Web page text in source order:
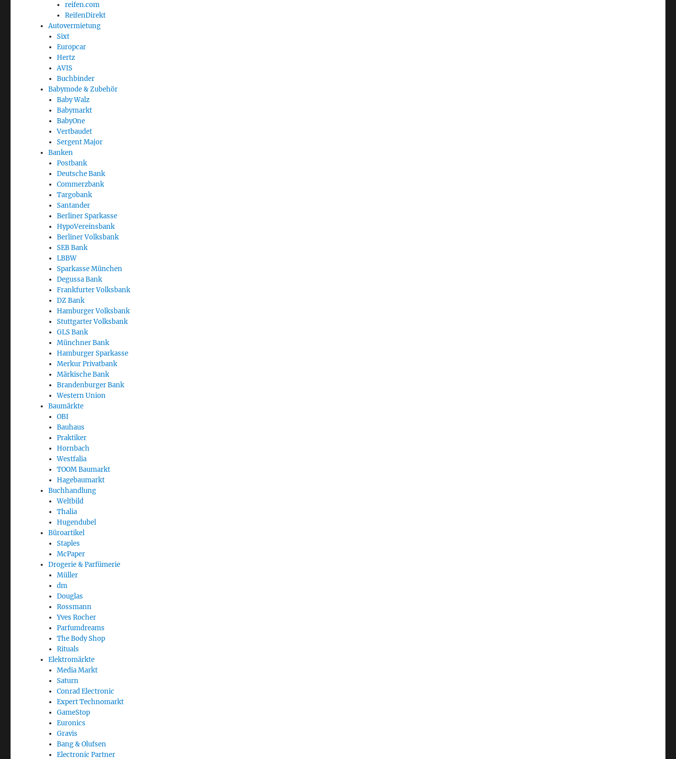
reifen.com
ReifenDirekt
Autovermietung
Sixt
Europcar
Hertz
AVIS
Buchbinder
Babymode & Zubehör
Baby Walz
Babymarkt
BabyOne
Vertbaudet
Sergent Major
Banken
Postbank
Deutsche Bank
Commerzbank
Targobank
Santander
Berliner Sparkasse
HypoVereinsbank
Berliner Volksbank
SEB Bank
LBBW
Sparkasse München
Degussa Bank
Frankfurter Volksbank
DZ Bank
Hamburger Volksbank
Stuttgarter Volksbank
GLS Bank
Münchner Bank
Hamburger Sparkasse
Merkur Privatbank
Märkische Bank
Brandenburger Bank
Western Union
Baumärkte
OBI
Bauhaus
Praktiker
Hornbach
Westfalia
TOOM Baumarkt
Hagebaumarkt
Buchhandlung
Weltbild
Thalia
Hugendubel
Büroartikel
Staples
McPaper
Drogerie & Parfümerie
Müller
dm
Douglas
Rossmann
Yves Rocher
Parfumdreams
The Body Shop
Rituals
Elektromärkte
Media Markt
Saturn
Conrad Electronic
Expert Technomarkt
GameStop
Euronics
Gravis
Bang & Olufsen
Electronic Partner